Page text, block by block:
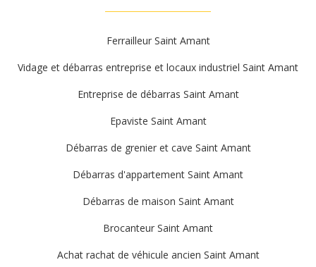
Ferrailleur Saint Amant
Vidage et débarras entreprise et locaux industriel Saint Amant
Entreprise de débarras Saint Amant
Epaviste Saint Amant
Débarras de grenier et cave Saint Amant
Débarras d'appartement Saint Amant
Débarras de maison Saint Amant
Brocanteur Saint Amant
Achat rachat de véhicule ancien Saint Amant